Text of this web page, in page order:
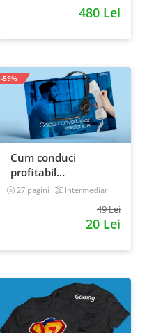
strategia de business
480 Lei
Cum conduci
profitabil
convorbirile
27 pagini Intermediar
49 Lei
20 Lei
-59%